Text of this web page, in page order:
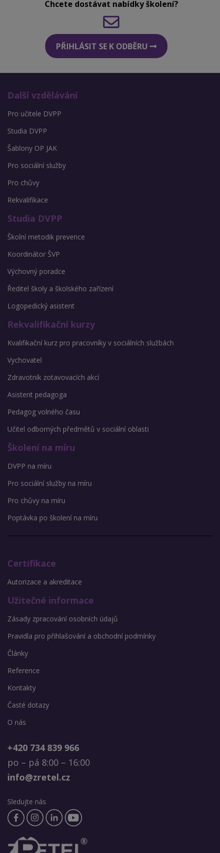
Chcete dostávat nabídky školení?
PŘIHLÁSIT SE K ODBĚRU
Další vzdělávání
Pro učitele DVPP
Studia DVPP
Šablony OP JAK
Pro sociální služby
Pro chůvy
Rekvalifikace
Studia DVPP
Školní metodik prevence
Koordinátor ŠVP
Výchovný poradce
Ředitel školy a školského zařízení
Logopedický asistent
Rekvalifikační kurzy
Kvalifikační kurz pro pracovníky v sociálních službách
Vychovatel
Zdravotník zotavovacích akcí
Asistent pedagoga
Pedagog volného času
Učitel odborných předmětů v sociální oblasti
Školení na míru
DVPP na míru
Pro sociální služby na míru
Pro chůvy na míru
Poptávka po školení na míru
Certifikace
Autorizace a akreditace
Užitečné informace
Zásady zpracování osobních údajů
Pravidla pro přihlašování a obchodní podmínky
Články
Reference
Kontakty
Časté dotazy
O nás
+420 734 839 966
po – pá 8:00 – 16:00
info@zretel.cz
Sledujte nás